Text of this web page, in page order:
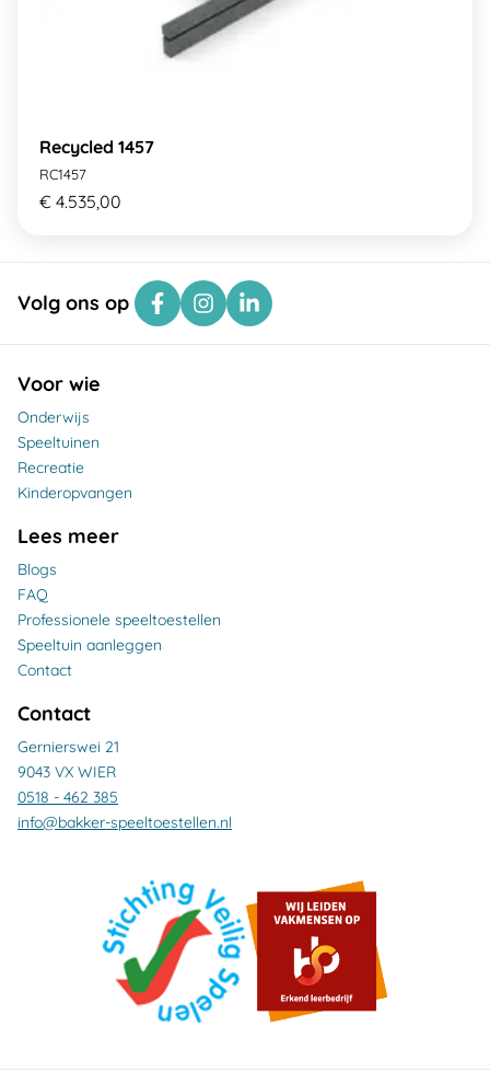
Recycled 1457
RC1457
€ 4.535,00
Volg ons op
Voor wie
Onderwijs
Speeltuinen
Recreatie
Kinderopvangen
Lees meer
Blogs
FAQ
Professionele speeltoestellen
Speeltuin aanleggen
Contact
Contact
Gernierswei 21
9043 VX WIER
0518 - 462 385
info@bakker-speeltoestellen.nl